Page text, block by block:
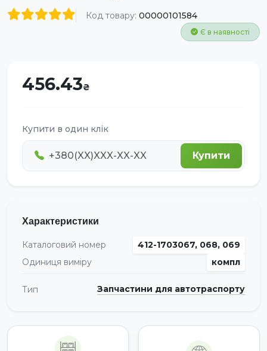
Код товару: 00000101584
Є в наявності
456.43
Купити в один клік
Купити
Характеристики
Каталоговий номер
412-1703067, 068, 069
Одиниця виміру
компл
Тип Запчастини для автотраспорту